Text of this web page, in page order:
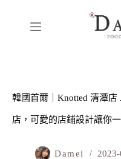
韓國首爾｜Knotted 清潭店
店，可愛的店鋪設計讓你
Damei